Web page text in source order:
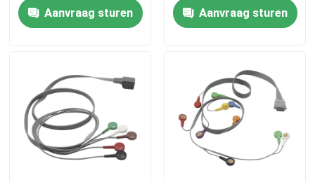
Producten
Ongeveer ons
Diagnostiek
Aanvraag sturen Aanvraag sturen